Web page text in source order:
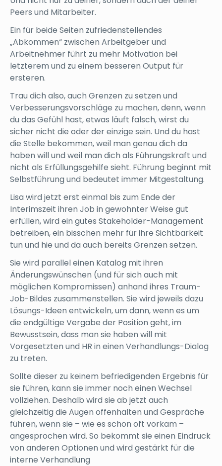
Peers und Mitarbeiter.
Ein für beide Seiten zufriedenstellendes
„Abkommen“ zwischen Arbeitgeber und
Arbeitnehmer führt zu mehr Motivation bei
letzterem und zu einem besseren Output für
ersteren.
Trau dich also, auch Grenzen zu setzen und
Verbesserungsvorschläge zu machen, denn, wenn
du das Gefühl hast, etwas läuft falsch, wirst du
sicher nicht die oder der einzige sein. Und du hast
die Stelle bekommen, weil man genau dich da
haben will und weil man dich als Führungskraft und
nicht als Erfüllungsgehilfe sieht. Führung beginnt mit
Selbstführung und bedeutet immer Mitgestaltung.
Lisa wird jetzt erst einmal bis zum Ende der
Interimszeit ihren Job in gewohnter Weise gut
erfüllen, wird ein gutes Stakeholder-Management
betreiben, ein bisschen mehr für ihre Sichtbarkeit
tun und hie und da auch bereits Grenzen setzen.
Sie wird parallel einen Katalog mit ihren
Änderungswünschen (und für sich auch mit
möglichen Kompromissen) anhand ihres Traum-
Job-Bildes zusammenstellen. Sie wird jeweils dazu
Lösungs-Ideen entwickeln, um dann, wenn es um
die endgültige Vergabe der Position geht, im
Bewusstsein, dass man sie haben will mit
Vorgesetzten und HR in einen Verhandlungs-Dialog
zu treten.
Sollte dieser zu keinem befriedigenden Ergebnis für
sie führen, kann sie immer noch einen Wechsel
vollziehen. Deshalb wird sie ab jetzt auch
gleichzeitig die Augen offenhalten und Gespräche
führen, wenn sie – wie es schon oft vorkam –
angesprochen wird. So bekommt sie einen Eindruck
von anderen Optionen und wird gestärkt für die
interne Verhandlung